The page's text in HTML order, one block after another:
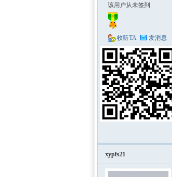
区-
该用户从未签到
收听TA 发消息
xypfs21